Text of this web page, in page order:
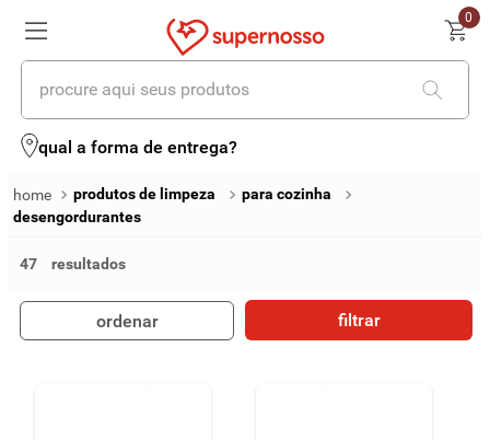
0
procure aqui seus produtos
qual a forma de entrega?
produtos de limpeza
para cozinha
desengordurantes
47
ordenar filtrar
termos mais buscados
2º leite
3º cafe
iogurte